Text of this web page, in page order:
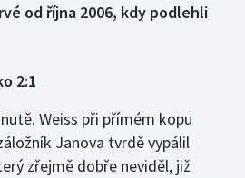
od října 2006, kdy podlehli
2:1
Weiss při přímém kopu
Janova tvrdě vypálil
zřejmě dobře neviděl, již